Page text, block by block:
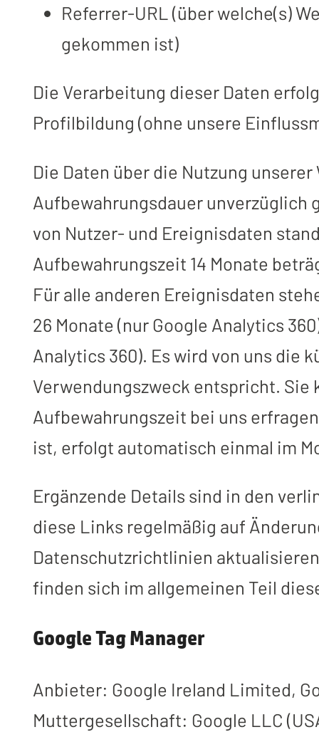
Referrer-URL (über welche(s)
gekommen ist)
Die Verarbeitung dieser Daten
Profilbildung (ohne unsere
Die Daten über die Nutzung
Aufbewahrungsdauer unverzüglich
von Nutzer- und Ereignisdaten
Aufbewahrungszeit 14 Monate
Für alle anderen Ereignisdaten
26 Monate (nur Google Analytics
Analytics 360). Es wird von uns die
Verwendungszweck entspricht.
Aufbewahrungszeit bei uns
ist, erfolgt automatisch einmal im
Ergänzende Details sind in den
diese Links regelmäßig auf
Datenschutzrichtlinien
finden sich im allgemeinen Teil
Google Tag Manager
Anbieter: Google Ireland Limited,
Muttergesellschaft: Google LLC